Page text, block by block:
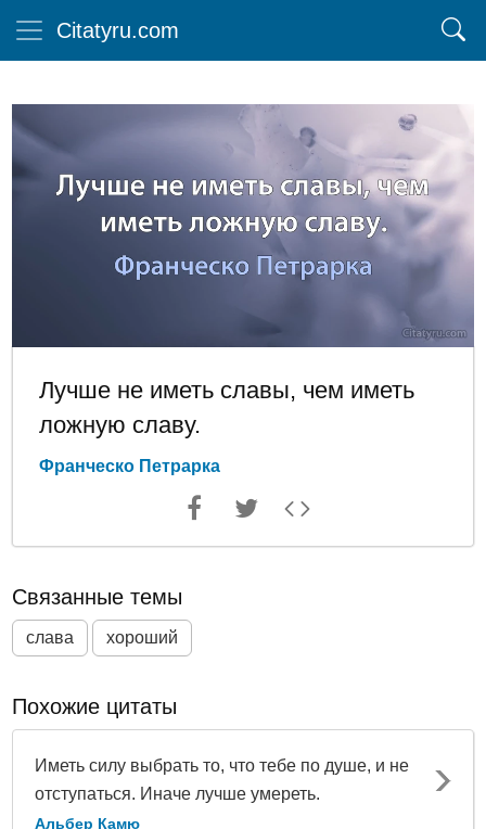
Citatyru.com
Лучше не иметь славы, чем иметь
ложную славу.
Франческо Петрарка
Связанные темы
слава хороший
Похожие цитаты
Иметь силу выбрать то, что тебе по душе, и не
отступаться. Иначе лучше умереть.
Альбер Камю